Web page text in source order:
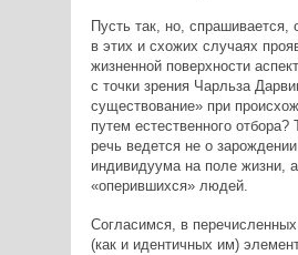
Пусть так, но, спрашивается,
в этих и схожих случаях
жизненной поверхности
с точки зрения Чарльза
существование» при
путем естественного отбора?
речь ведется не о
индивидуума на поле жизни,
«оперившихся» людей.
Согласимся, в
(как и идентичных им)